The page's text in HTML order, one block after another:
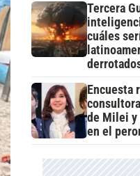
Tercera
cuáles
Encuesta
de Milei y
en el